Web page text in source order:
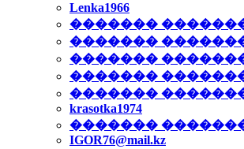
Lenka1966
�������
�������
�������
�������
�������
krasotka1974
�������
IGOR76@mail.kz